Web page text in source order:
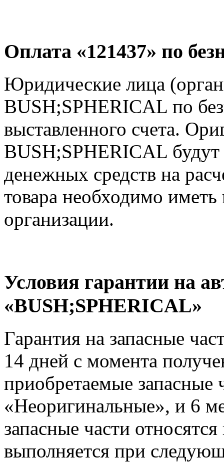
Оплата «121437» по
Юридические лица
BUSH;SPHERICAL по
выставленного счета.
BUSH;SPHERICAL
денежных средств на
товара необходимо иметь
организации.
Условия гарантии на
«BUSH;SPHERICAL»
Гарантия на запасные
14 дней с момента
приобретаемые запасные
«Неоригинальные», и 6
запасные части
выполняется при